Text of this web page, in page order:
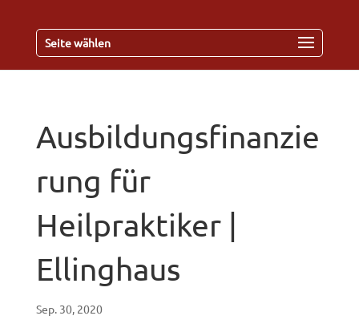
Seite wählen
Ausbildungsfinanzie
rung für
Heilpraktiker |
Ellinghaus
Sep. 30, 2020